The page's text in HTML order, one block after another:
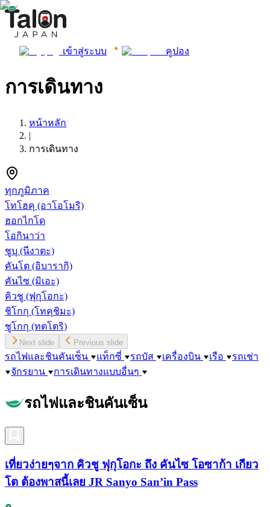
เข้าสู่ระบบ คูปอง
การเดินทาง
หน้าหลัก
|
การเดินทาง
ทุกภูมิภาค
โทโฮคุ (อาโอโมริ)
ฮอกไกโด
โอกินาว่า
ชูบุ (นีงาตะ)
คันโต (อิบารากิ)
คันไซ (มิเอะ)
คิวชู (ฟุกุโอกะ)
ชิโกกุ (โทคุชิมะ)
ชูโกกุ (ทตโตริ)
Next slide Previous slide
รถไฟและชินคันเซ็น แท็กซี่ รถบัส เครื่องบิน เรือ
รถเช่า
จักรยาน
การเดินทางแบบอื่นๆ
รถไฟและชินคันเซ็น
เที่ยวง่ายๆจาก คิวชู ฟุกุโอกะ ถึง คันไซ โอซาก้า เกียว
โต ต้องพาสนี้เลย JR Sanyo San’in Pass